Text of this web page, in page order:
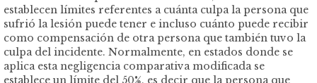
establecen límites referentes a cuánta culpa la persona que
sufrió la lesión puede tener e incluso cuánto puede recibir
como compensación de otra persona que también tuvo la
culpa del incidente. Normalmente, en estados donde se
aplica esta negligencia comparativa modificada se
establece un límite del 50%, es decir que la persona que